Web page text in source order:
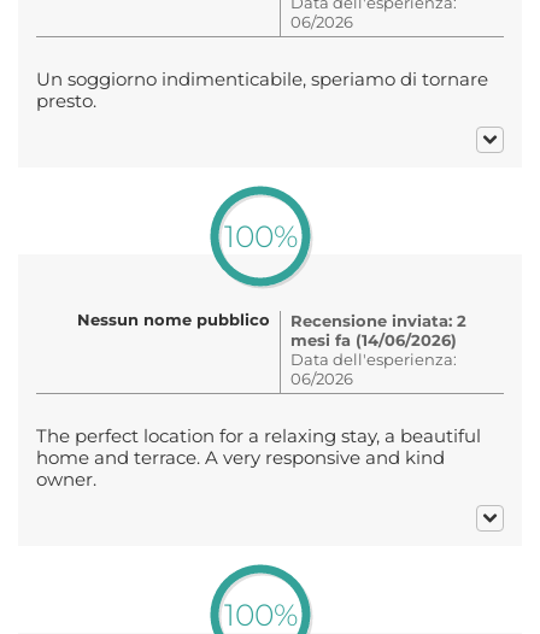
06/2026
Un soggiorno indimenticabile, speriamo di tornare
presto.
100%
Nessun nome pubblico
Recensione inviata: 2
mesi fa (14/06/2026)
Data dell'esperienza:
06/2026
The perfect location for a relaxing stay, a beautiful
home and terrace. A very responsive and kind
owner.
100%